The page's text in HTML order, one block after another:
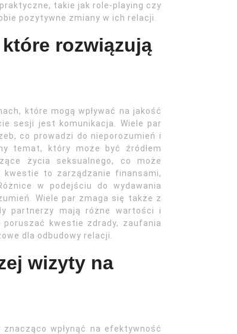
takie jak role-playing czy
pozytywne zmiany w ich relacji.
rozwiązują
które mogą wpływać na jakość
sesji jest komunikacja. Wiele par
co prowadzi do nieporozumień i
temat, który może być źródłem
życia seksualnego, co może
to zarządzanie finansami,
w podejściu do wydawania
Wiele par zmaga się także z
partnerzy mają różne wartości i
kwestie zdrady, zaufania
dla odbudowy relacji.
wizyty na
wpłynąć na efektywność